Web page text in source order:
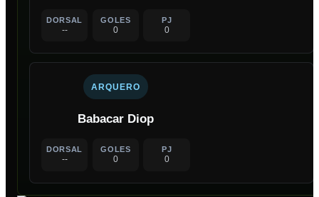
DORSAL
--
GOLES
0
PJ
0
ARQUERO
Babacar Diop
DORSAL
--
GOLES
0
PJ
0